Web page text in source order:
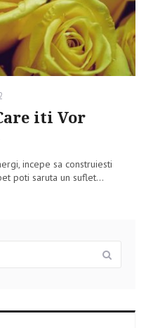
iti Vor
incepe sa construiesti
poti saruta un suflet...